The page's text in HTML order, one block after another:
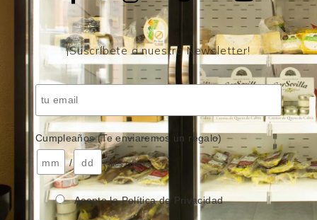
¡Suscríbete a nuestro Newsletter!
Cumpleaños (Te enviaremos un regalo)
/ ( mes / día )
Acepto la Política de Privacidad